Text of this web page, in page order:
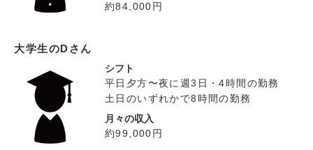
約84,000円
大学生のDさん
シフト
平日夕方〜夜に週3日・4時間の勤務
土日のいずれかで8時間の勤務
月々の収入
約99,000円